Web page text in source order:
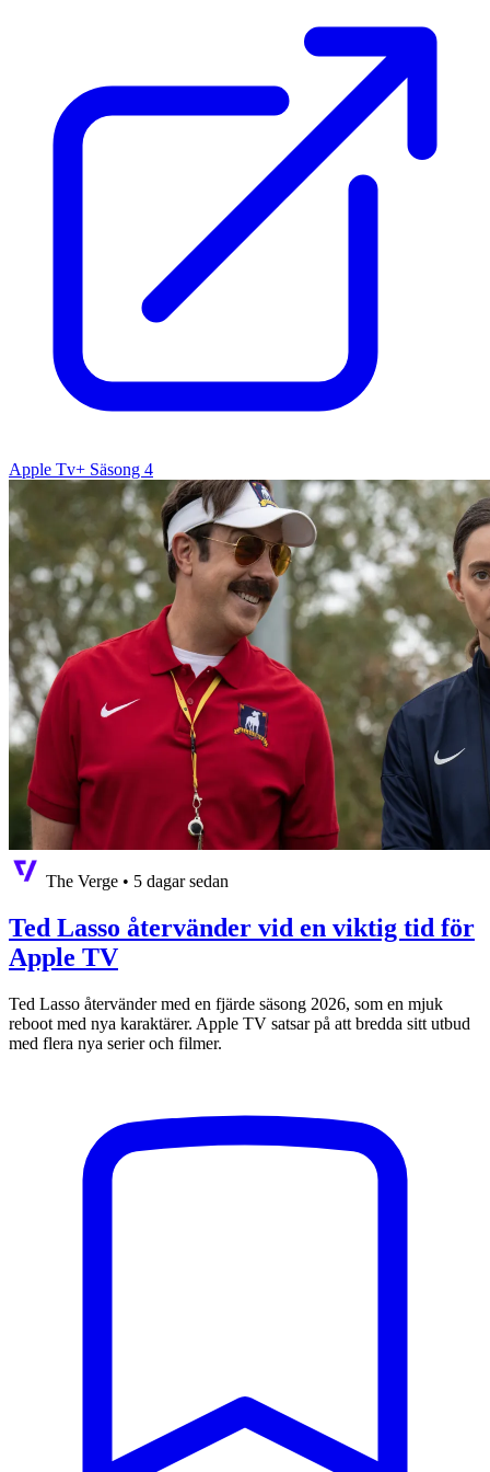
Apple Tv+ Säsong 4
The Verge • 5 dagar sedan
Ted Lasso återvänder vid en viktig tid för
Apple TV
Ted Lasso återvänder med en fjärde säsong 2026, som en mjuk
reboot med nya karaktärer. Apple TV satsar på att bredda sitt utbud
med flera nya serier och filmer.